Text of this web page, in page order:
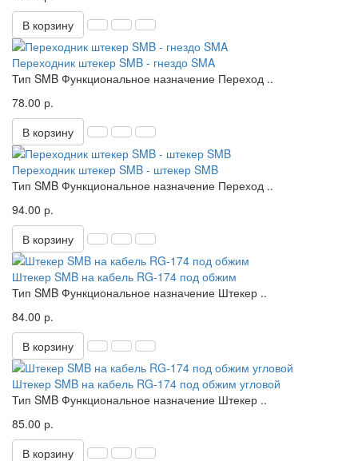
В корзину
Переходник штекер SMB - гнездо SMA
Тип SMB Функциональное назначение Переход ..
78.00 р.
В корзину
Переходник штекер SMB - штекер SMB
Тип SMB Функциональное назначение Переход ..
94.00 р.
В корзину
Штекер SMB на кабель RG-174 под обжим
Тип SMB Функциональное назначение Штекер ..
84.00 р.
В корзину
Штекер SMB на кабель RG-174 под обжим угловой
Тип SMB Функциональное назначение Штекер ..
85.00 р.
В корзину